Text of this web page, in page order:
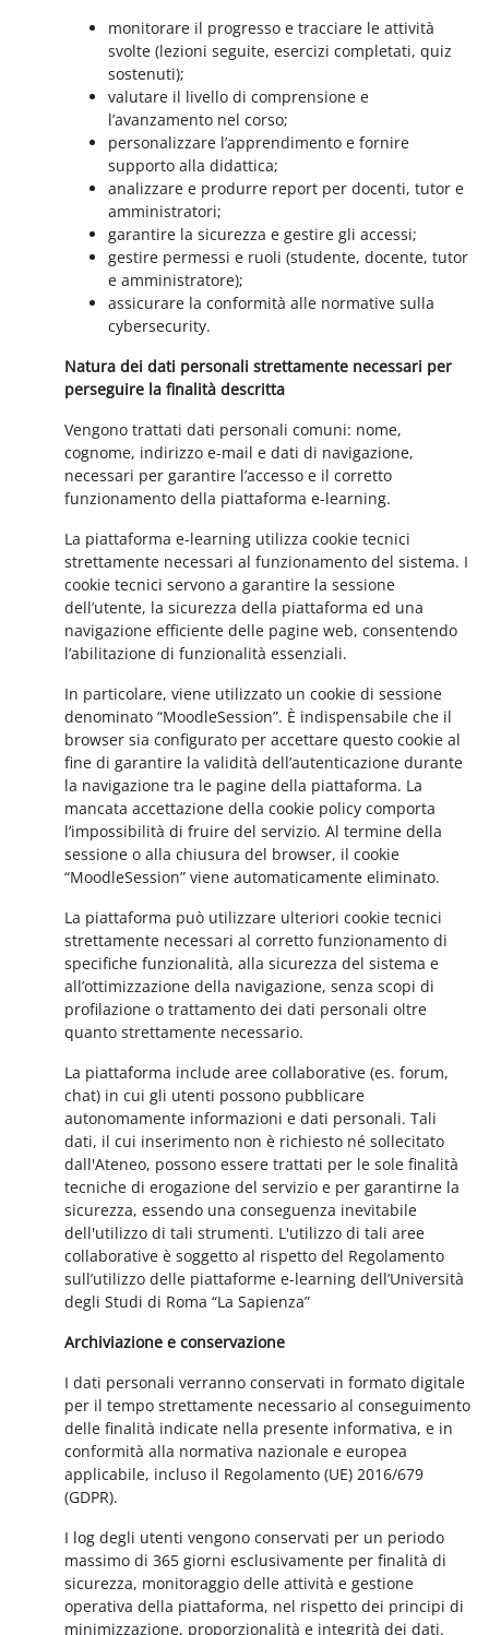
monitorare il progresso e tracciare le attività
svolte (lezioni seguite, esercizi completati, quiz
sostenuti);
valutare il livello di comprensione e
l’avanzamento nel corso;
personalizzare l’apprendimento e fornire
supporto alla didattica;
analizzare e produrre report per docenti, tutor e
amministratori;
garantire la sicurezza e gestire gli accessi;
gestire permessi e ruoli (studente, docente, tutor
e amministratore);
assicurare la conformità alle normative sulla
cybersecurity.
Natura dei dati personali strettamente necessari per
perseguire la finalità descritta
Vengono trattati dati personali comuni: nome,
cognome, indirizzo e-mail e dati di navigazione,
necessari per garantire l’accesso e il corretto
funzionamento della piattaforma e-learning.
La piattaforma e-learning utilizza cookie tecnici
strettamente necessari al funzionamento del sistema. I
cookie tecnici servono a garantire la sessione
dell’utente, la sicurezza della piattaforma ed una
navigazione efficiente delle pagine web, consentendo
l’abilitazione di funzionalità essenziali.
In particolare, viene utilizzato un cookie di sessione
denominato “MoodleSession”. È indispensabile che il
browser sia configurato per accettare questo cookie al
fine di garantire la validità dell’autenticazione durante
la navigazione tra le pagine della piattaforma. La
mancata accettazione della cookie policy comporta
l’impossibilità di fruire del servizio. Al termine della
sessione o alla chiusura del browser, il cookie
“MoodleSession” viene automaticamente eliminato.
La piattaforma può utilizzare ulteriori cookie tecnici
strettamente necessari al corretto funzionamento di
specifiche funzionalità, alla sicurezza del sistema e
all’ottimizzazione della navigazione, senza scopi di
profilazione o trattamento dei dati personali oltre
quanto strettamente necessario.
La piattaforma include aree collaborative (es. forum,
chat) in cui gli utenti possono pubblicare
autonomamente informazioni e dati personali. Tali
dati, il cui inserimento non è richiesto né sollecitato
dall'Ateneo, possono essere trattati per le sole finalità
tecniche di erogazione del servizio e per garantirne la
sicurezza, essendo una conseguenza inevitabile
dell'utilizzo di tali strumenti. L'utilizzo di tali aree
collaborative è soggetto al rispetto del Regolamento
sull’utilizzo delle piattaforme e-learning dell’Università
degli Studi di Roma “La Sapienza”
Archiviazione e conservazione
I dati personali verranno conservati in formato digitale
per il tempo strettamente necessario al conseguimento
delle finalità indicate nella presente informativa, e in
conformità alla normativa nazionale e europea
applicabile, incluso il Regolamento (UE) 2016/679
(GDPR).
I log degli utenti vengono conservati per un periodo
massimo di 365 giorni esclusivamente per finalità di
sicurezza, monitoraggio delle attività e gestione
operativa della piattaforma, nel rispetto dei principi di
minimizzazione, proporzionalità e integrità dei dati.